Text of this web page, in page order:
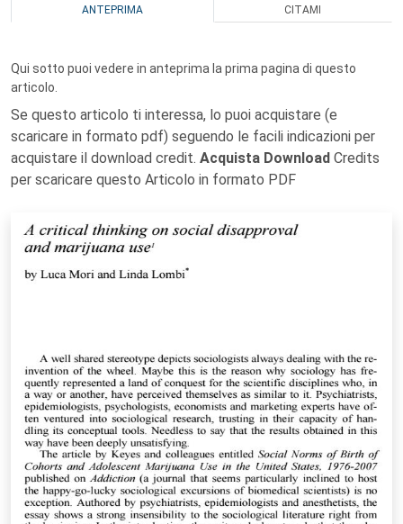
ANTEPRIMA CITAMI
Qui sotto puoi vedere in anteprima la prima pagina di questo
articolo.
Se questo articolo ti interessa, lo puoi acquistare (e
scaricare in formato pdf) seguendo le facili indicazioni per
acquistare il download credit. Acquista Download Credits
per scaricare questo Articolo in formato PDF